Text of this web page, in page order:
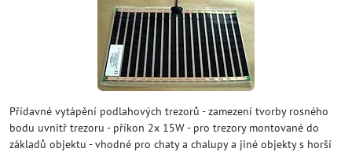
Přídavné vytápění podlahových trezorů - zamezení tvorby rosného
bodu uvnitř trezoru - příkon 2x 15W - pro trezory montované do
základů objektu - vhodné pro chaty a chalupy a jiné objekty s horší